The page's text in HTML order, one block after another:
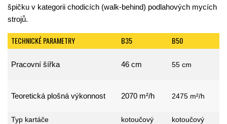
špičku v kategorii chodicích (walk-behind) podlahových mycích
strojů.
TECHNICKÉ PARAMETRY B35 B50
Pracovní šířka 46 cm 55 cm
Teoretická plošná výkonnost 2070 m²/h 2475 m²/h
Typ kartáče kotoučový
kotoučový